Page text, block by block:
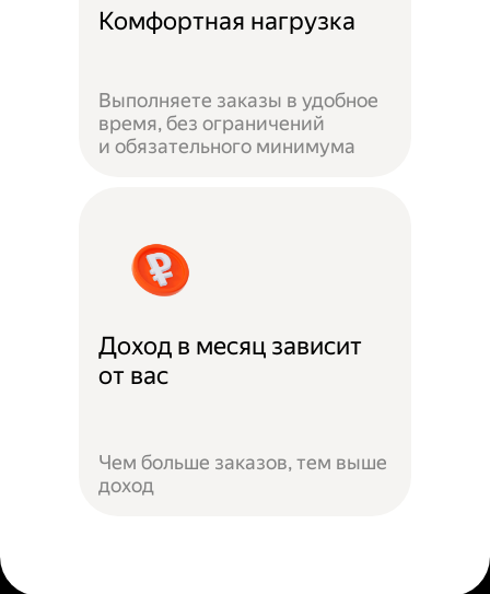
Комфортная нагрузка
Выполняете заказы в удобное
время, без ограничений
и обязательного минимума
Доход в месяц зависит
от вас
Чем больше заказов, тем выше
доход